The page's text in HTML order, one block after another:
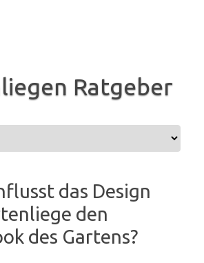
Ratgeber
das Design
den
des Gartens?